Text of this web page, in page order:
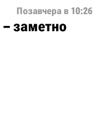
Позавчера в 10:26
заметно